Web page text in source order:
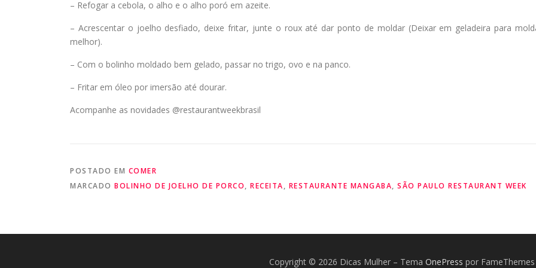
– Refogar a cebola, o alho e o alho poró em azeite.
– Acrescentar o joelho desfiado, deixe fritar, junte o roux até dar ponto de moldar (Deixar em geladeira para
melhor).
– Com o bolinho moldado bem gelado, passar no trigo, ovo e na panco.
– Fritar em óleo por imersão até dourar.
Acompanhe as novidades @restaurantweekbrasil
POSTADO EM COMER
MARCADO BOLINHO DE JOELHO DE PORCO, RECEITA, RESTAURANTE MANGABA, SÃO PAULO RESTAURANT WEEK
Copyright © 2026 Dicas Mulher – Tema OnePress por FameThemes